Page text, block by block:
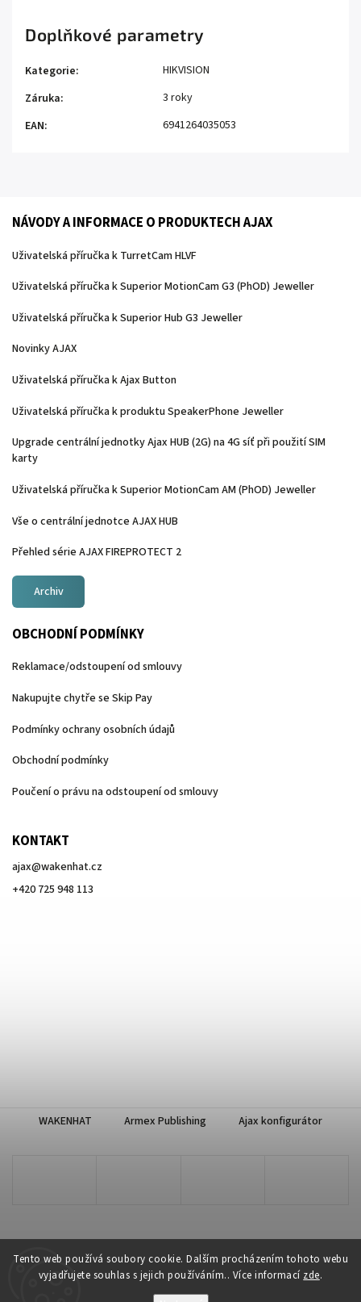
Tento web používá soubory cookie. Dalším procházením tohoto webu
vyjadřujete souhlas s jejich používáním.. Více informací zde.
Doplňkové parametry
Kategorie:
HIKVISION
Záruka:
3 roky
EAN: 6941264035053
NÁVODY A INFORMACE O PRODUKTECH AJAX
Uživatelská příručka k TurretCam HLVF
Uživatelská příručka k Superior MotionCam G3 (PhOD) Jeweller
Uživatelská příručka k Superior Hub G3 Jeweller
Novinky AJAX
Uživatelská příručka k Ajax Button
Uživatelská příručka k produktu SpeakerPhone Jeweller
Upgrade centrální jednotky Ajax HUB (2G) na 4G síť při použití SIM
karty
Uživatelská příručka k Superior MotionCam AM (PhOD) Jeweller
Vše o centrální jednotce AJAX HUB
Přehled série AJAX FIREPROTECT 2
Archiv
OBCHODNÍ PODMÍNKY
Reklamace/odstoupení od smlouvy
Nakupujte chytře se Skip Pay
Podmínky ochrany osobních údajů
Obchodní podmínky
Poučení o právu na odstoupení od smlouvy
KONTAKT
ajax@wakenhat.cz
+420 725 948 113
WAKENHAT Armex Publishing Ajax konfigurátor
WAKENHAT e-shop. Všechna práva vyhrazena.